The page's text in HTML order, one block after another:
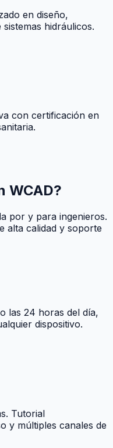
en diseño,
hidráulicos.
con certificación en
WCAD?
por y para ingenieros.
alta calidad y soporte
las 24 horas del día,
dispositivo.
Tutorial
y múltiples canales de